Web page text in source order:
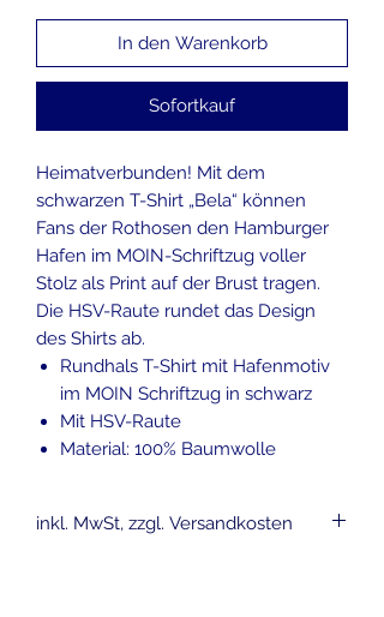
In den Warenkorb
Sofortkauf
Heimatverbunden! Mit dem
schwarzen T-Shirt „Bela“ können
Fans der Rothosen den Hamburger
Hafen im MOIN-Schriftzug voller
Stolz als Print auf der Brust tragen.
Die HSV-Raute rundet das Design
des Shirts ab.
Rundhals T-Shirt mit Hafenmotiv
im MOIN Schriftzug in schwarz
Mit HSV-Raute
Material: 100% Baumwolle
inkl. MwSt, zzgl. Versandkosten